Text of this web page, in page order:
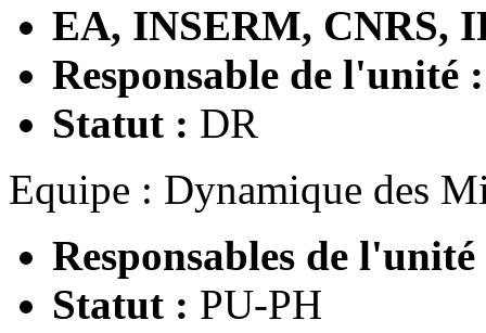
EA, INSERM, CNRS,
Responsable de l'unité
Statut : DR
Equipe : Dynamique des
Responsables de
Statut : PU-PH